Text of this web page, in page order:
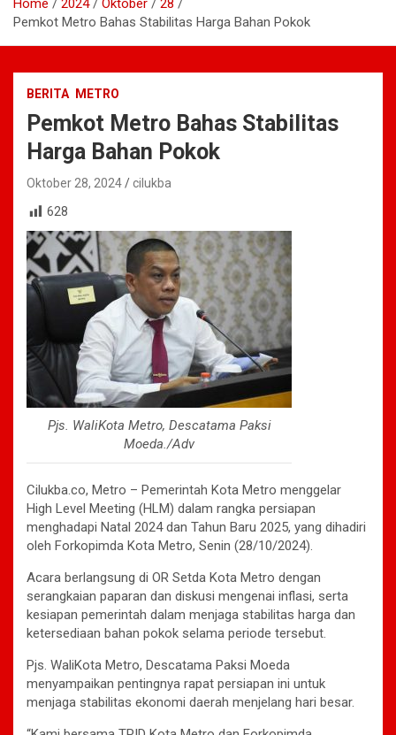
Home 2024 Oktober
28
Pemkot Metro Bahas Stabilitas Harga Bahan Pokok
BERITA METRO
Pemkot Metro Bahas Stabilitas
Harga Bahan Pokok
Oktober 28, 2024
cilukba
628
Pjs. WaliKota Metro, Descatama Paksi
Moeda./Adv
Cilukba.co, Metro – Pemerintah Kota Metro menggelar
High Level Meeting (HLM) dalam rangka persiapan
menghadapi Natal 2024 dan Tahun Baru 2025, yang dihadiri
oleh Forkopimda Kota Metro, Senin (28/10/2024).
Acara berlangsung di OR Setda Kota Metro dengan
serangkaian paparan dan diskusi mengenai inflasi, serta
kesiapan pemerintah dalam menjaga stabilitas harga dan
ketersediaan bahan pokok selama periode tersebut.
Pjs. WaliKota Metro, Descatama Paksi Moeda
menyampaikan pentingnya rapat persiapan ini untuk
menjaga stabilitas ekonomi daerah menjelang hari besar.